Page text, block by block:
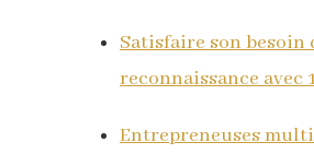
Satisfaire son besoin
reconnaissance avec
Entrepreneuses